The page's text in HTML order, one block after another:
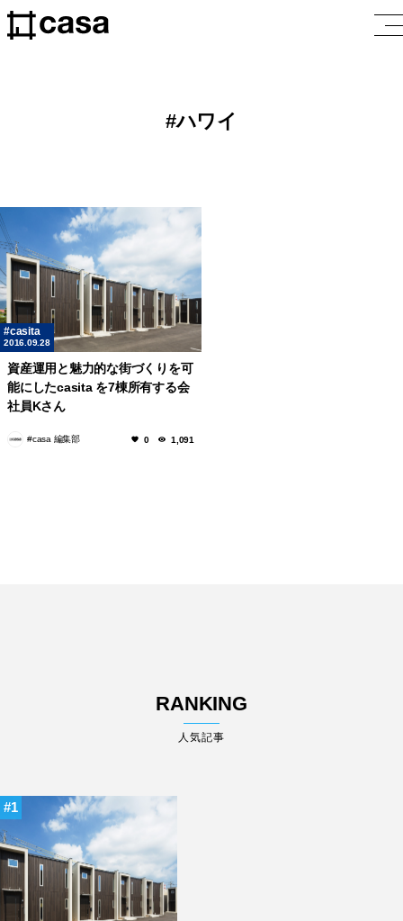
ハワイ
casita
2016.09.28
資産運用と魅力的な街づくりを可
能にしたcasita を7棟所有する会
社員Kさん
#casa 編集部 0 1,091
RANKING
人気記事
1